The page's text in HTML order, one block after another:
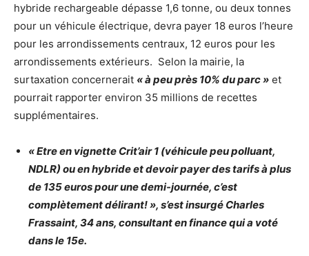
hybride rechargeable dépasse 1,6 tonne, ou deux tonnes
pour un véhicule électrique, devra payer 18 euros l’heure
pour les arrondissements centraux, 12 euros pour les
arrondissements extérieurs. Selon la mairie, la
surtaxation concernerait « à peu près 10% du parc » et
pourrait rapporter environ 35 millions de recettes
supplémentaires.
« Etre en vignette Crit’air 1 (véhicule peu polluant,
NDLR) ou en hybride et devoir payer des tarifs à plus
de 135 euros pour une demi-journée, c’est
complètement délirant! », s’est insurgé Charles
Frassaint, 34 ans, consultant en finance qui a voté
dans le 15e.